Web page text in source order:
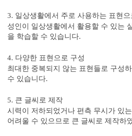
3. 일상생활에서 주로 사용하는 표현으
성인이 일상생활에서 활용할 수 있는
을 학습할 수 있습니다.
4. 다양한 표현으로 구성
최대한 중복되지 않는 표현들로 구성
수 있습니다.
5. 큰 글씨로 제작
시력이 저하되었거나 편측 무시가 있
어려울 수 있으므로 큰 글씨로 제작하